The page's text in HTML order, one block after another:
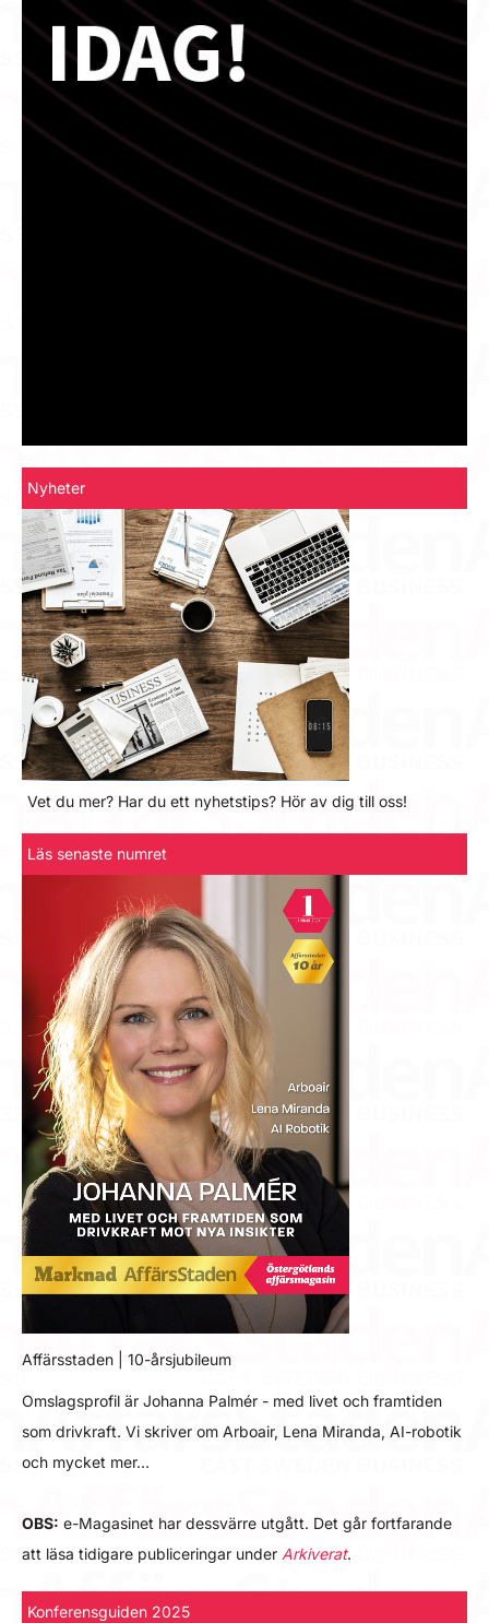
Nyheter
Vet du mer? Har du ett nyhetstips? Hör av dig till oss!
Läs senaste numret
Affärsstaden | 10-årsjubileum
Omslagsprofil är Johanna Palmér - med livet och framtiden
som drivkraft. Vi skriver om Arboair, Lena Miranda, AI-robotik
och mycket mer…
OBS: e-Magasinet har dessvärre utgått. Det går fortfarande
att läsa tidigare publiceringar under Arkiverat.
Konferensguiden 2025